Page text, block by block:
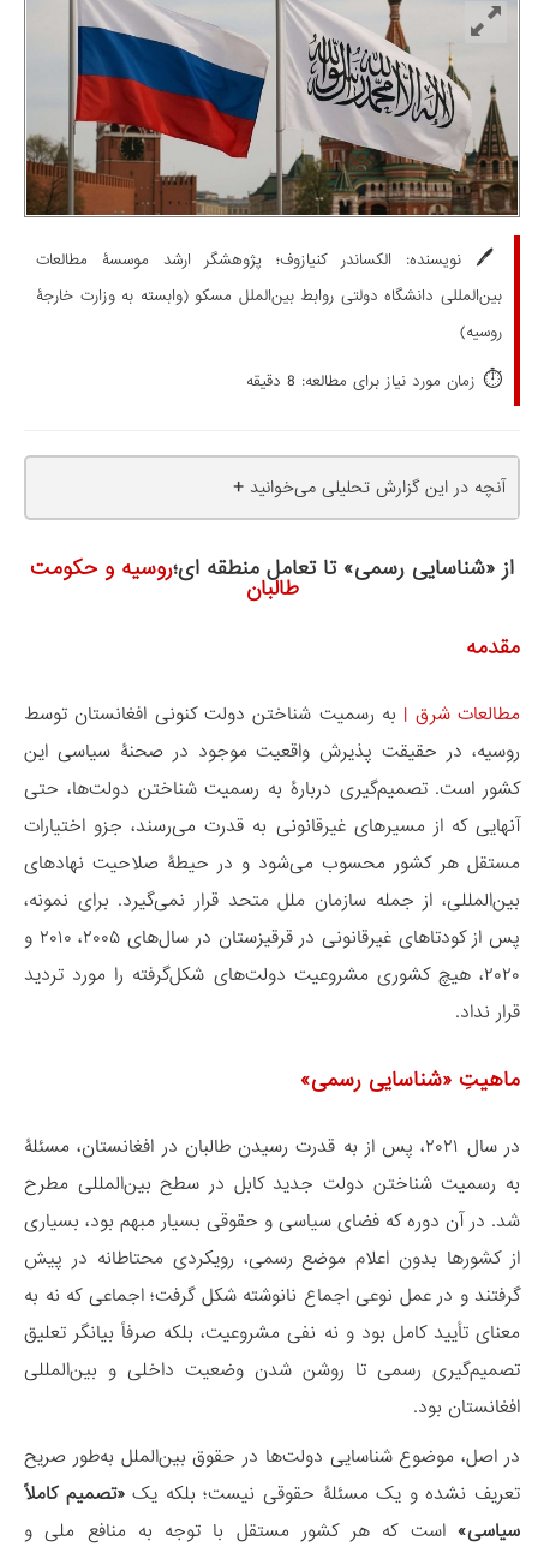
🖊️نویسنده:
الکساندر کنیازوف؛ پژوهشگر ارشد موسسۀ مطالعات
بین‌المللی دانشگاه دولتی روابط بین‌الملل مسکو (وابسته به وزارت خارجۀ
روسیه)
⏱️ زمان مورد نیاز برای مطالعه: 8 دقیقه
آنچه در این گزارش تحلیلی می‌خوانید +
از «شناسایی رسمی» تا تعامل منطقه ای؛روسیه و حکومت
طالبان
مقدمه
مطالعات شرق | به رسمیت شناختن دولت کنونی افغانستان توسط
روسیه، در حقیقت پذیرش واقعیت موجود در صحنۀ سیاسی این
کشور است. تصمیم‌گیری دربارۀ به رسمیت شناختن دولت‌ها، حتی
آنهایی که از مسیرهای غیرقانونی به قدرت می‌رسند، جزو اختیارات
مستقل هر کشور محسوب می‌شود و در حیطۀ صلاحیت نهادهای
بین‌المللی، از جمله سازمان ملل متحد قرار نمی‌گیرد. برای نمونه،
پس از کودتاهای غیرقانونی در قرقیزستان در سال‌های ۲۰۰۵، ۲۰۱۰ و
۲۰۲۰، هیچ کشوری مشروعیت دولت‌های شکل‌گرفته را مورد تردید
قرار نداد.
ماهیتِ «شناسایی رسمی»
در سال ۲۰۲۱، پس از به قدرت رسیدن طالبان در افغانستان، مسئلۀ
به رسمیت شناختن دولت جدید کابل در سطح بین‌المللی مطرح
شد. در آن دوره که فضای سیاسی و حقوقی بسیار مبهم بود، بسیاری
از کشورها بدون اعلام موضع رسمی، رویکردی محتاطانه در پیش
گرفتند و در عمل نوعی اجماع نانوشته شکل گرفت؛ اجماعی که نه به
معنای تأیید کامل بود و نه نفی مشروعیت، بلکه صرفاً بیانگر تعلیق
تصمیم‌گیری رسمی تا روشن شدن وضعیت داخلی و بین‌المللی
افغانستان بود.
در اصل، موضوع شناسایی دولت‌ها در حقوق بین‌الملل به‌طور صریح
تعریف نشده و یک مسئلۀ حقوقی نیست؛ بلکه یک«تصمیم کاملاً
سیاسی»است که هر کشور مستقل با توجه به منافع ملی و